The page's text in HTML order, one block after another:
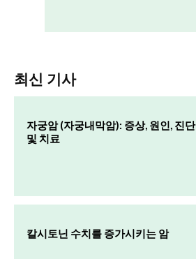
최신 기사
자궁암 (자궁내막암): 증상, 원인, 진단
및 치료
칼시토닌 수치를 증가시키는 암